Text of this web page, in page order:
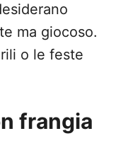
ma giocoso.
o le feste
frangia